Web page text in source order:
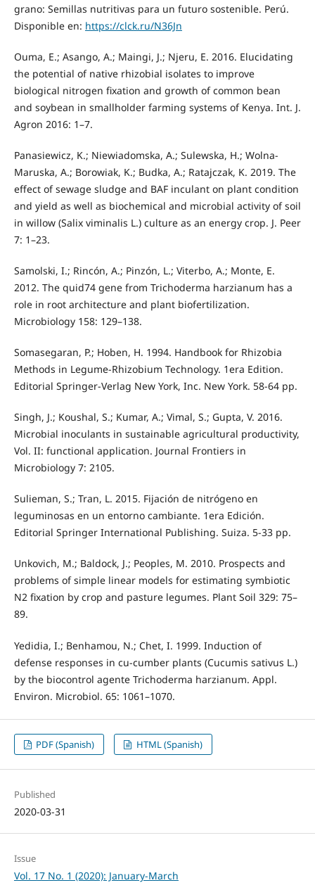
grano: Semillas nutritivas para un futuro sostenible. Perú.
Disponible en: https://clck.ru/N36Jn
Ouma, E.; Asango, A.; Maingi, J.; Njeru, E. 2016. Elucidating
the potential of native rhizobial isolates to improve
biological nitrogen ﬁxation and growth of common bean
and soybean in smallholder farming systems of Kenya. Int. J.
Agron 2016: 1–7.
Panasiewicz, K.; Niewiadomska, A.; Sulewska, H.; Wolna-
Maruska, A.; Borowiak, K.; Budka, A.; Ratajczak, K. 2019. The
effect of sewage sludge and BAF inculant on plant condition
and yield as well as biochemical and microbial activity of soil
in willow (Salix viminalis L.) culture as an energy crop. J. Peer
7: 1–23.
Samolski, I.; Rincón, A.; Pinzón, L.; Viterbo, A.; Monte, E.
2012. The quid74 gene from Trichoderma harzianum has a
role in root architecture and plant biofertilization.
Microbiology 158: 129–138.
Somasegaran, P.; Hoben, H. 1994. Handbook for Rhizobia
Methods in Legume-Rhizobium Technology. 1era Edition.
Editorial Springer-Verlag New York, Inc. New York. 58-64 pp.
Singh, J.; Koushal, S.; Kumar, A.; Vimal, S.; Gupta, V. 2016.
Microbial inoculants in sustainable agricultural productivity,
Vol. II: functional application. Journal Frontiers in
Microbiology 7: 2105.
Sulieman, S.; Tran, L. 2015. Fijación de nitrógeno en
leguminosas en un entorno cambiante. 1era Edición.
Editorial Springer International Publishing. Suiza. 5-33 pp.
Unkovich, M.; Baldock, J.; Peoples, M. 2010. Prospects and
problems of simple linear models for estimating symbiotic
N2 ﬁxation by crop and pasture legumes. Plant Soil 329: 75–
89.
Yedidia, I.; Benhamou, N.; Chet, I. 1999. Induction of
defense responses in cu-cumber plants (Cucumis sativus L.)
by the biocontrol agente Trichoderma harzianum. Appl.
Environ. Microbiol. 65: 1061–1070.
PDF (Spanish) HTML (Spanish)
Published
2020-03-31
Issue
Vol. 17 No. 1 (2020): January-March